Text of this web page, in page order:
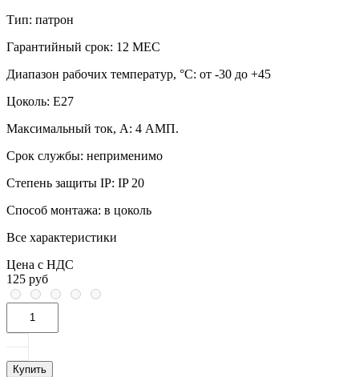
Тип: патрон
Гарантийный срок: 12 МЕС
Диапазон рабочих температур, °C: от -30 до +45
Цоколь: E27
Максимальный ток, А: 4 АМП.
Срок службы: неприменимо
Степень защиты IP: IP 20
Способ монтажа: в цоколь
Все характеристики
Цена с НДС
125 руб
Купить